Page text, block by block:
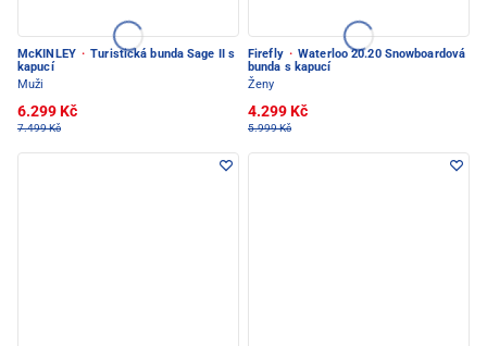
McKINLEY · Turistická bunda Sage II s
kapucí
Muži
6.299 Kč
7.499 Kč
Firefly · Waterloo 20.20 Snowboardová
bunda s kapucí
Ženy
4.299 Kč
5.999 Kč